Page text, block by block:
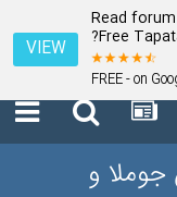
Read
Free
FREE - on
VIEW
و